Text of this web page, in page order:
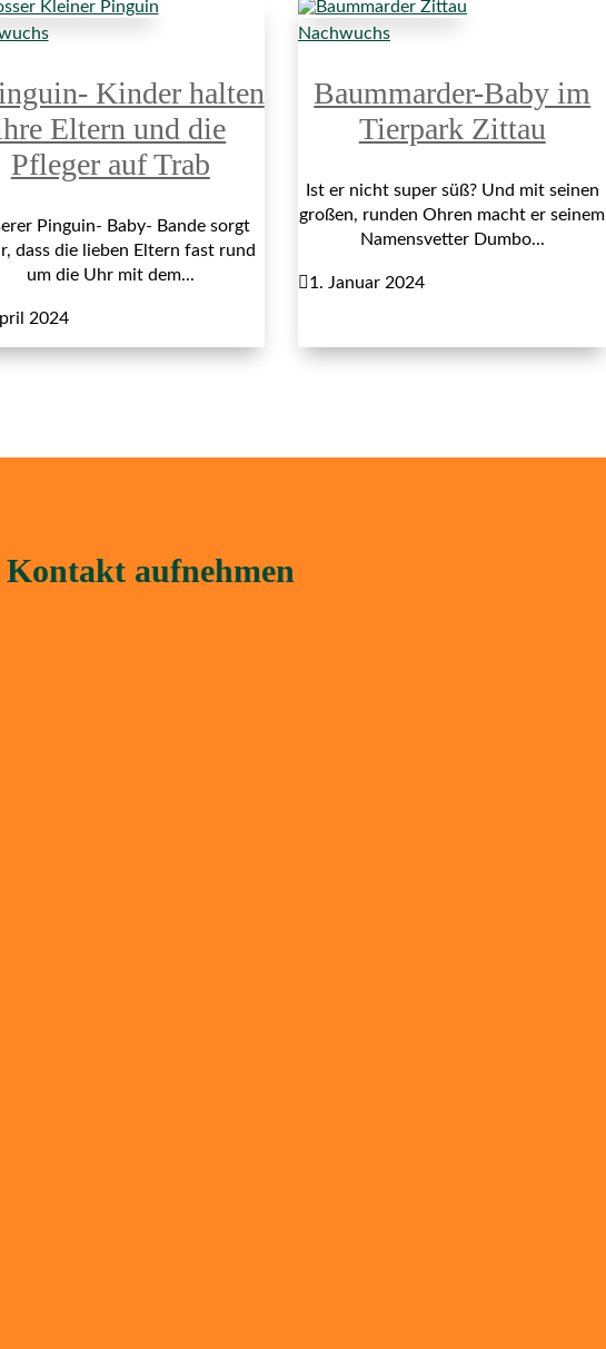
Kinder halten
Eltern und die
Pfleger auf Trab
Pinguin- Baby- Bande sorgt
dass die lieben Eltern fast rund
um die Uhr mit dem...
2024
Nachwuchs
Baummarder-Baby im
Tierpark Zittau
Ist er nicht super süß? Und mit seinen
großen, runden Ohren macht er seinem
Namensvetter Dumbo...
1. Januar 2024
aufnehmen